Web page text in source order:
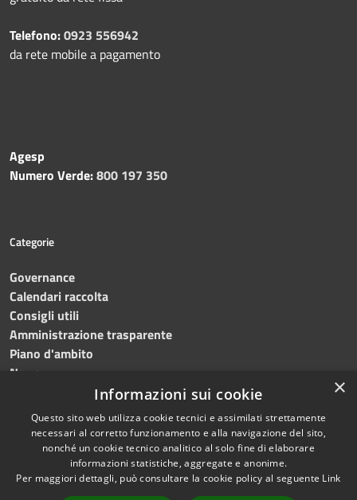
Telefono:0923 556942
da rete mobile a pagamento
Agesp
Numero Verde:800 197 350
Categorie
Governance
Calendari raccolta
Consigli utili
Amministrazione trasparente
Piano d'ambito
News
Accessibilità
Copyright © 2023 •
Trapani provincia nord•
×
Informazioni sui cookie
Questo sito web utilizza cookie tecnici e assimilati strettamente
necessari al corretto funzionamento e alla navigazione del sito,
nonché un cookie tecnico analitico al solo fine di elaborare
informazioni statistiche, aggregate e anonime.
Per maggiori dettagli, può consultare la cookie policy al seguente Link